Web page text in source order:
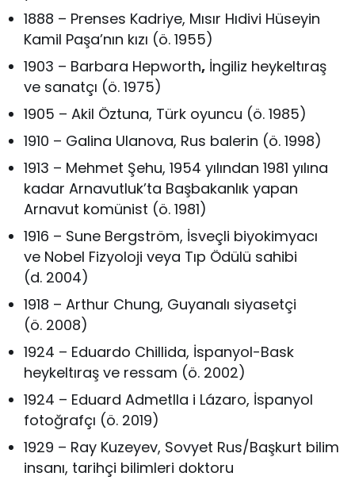
1888 – Prenses Kadriye, Mısır Hıdivi Hüseyin
Kamil Paşa’nın kızı (ö. 1955)
1903 – Barbara Hepworth, İngiliz heykeltıraş
ve sanatçı (ö. 1975)
1905 – Akil Öztuna, Türk oyuncu (ö. 1985)
1910 – Galina Ulanova, Rus balerin (ö. 1998)
1913 – Mehmet Şehu, 1954 yılından 1981 yılına
kadar Arnavutluk’ta Başbakanlık yapan
Arnavut komünist (ö. 1981)
1916 – Sune Bergström, İsveçli biyokimyacı
ve Nobel Fizyoloji veya Tıp Ödülü sahibi
(d. 2004)
1918 – Arthur Chung, Guyanalı siyasetçi
(ö. 2008)
1924 – Eduardo Chillida, İspanyol-Bask
heykeltıraş ve ressam (ö. 2002)
1924 – Eduard Admetlla i Lázaro, İspanyol
fotoğrafçı (ö. 2019)
1929 – Ray Kuzeyev, Sovyet Rus/Başkurt bilim
insanı, tarihçi bilimleri doktoru